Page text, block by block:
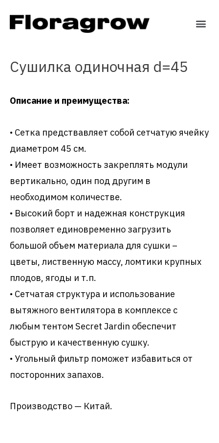
Сушилка одиночная d=45
Описание и преимущества:
• Сетка предствавляет собой сетчатую ячейку
диаметром 45 см.
• Имеет возможность закреплять модули
вертикально, один под другим в
необходимом количестве.
• Высокий борт и надежная конструкция
позволяет единовременно загрузить
большой объем материала для сушки –
цветы, лиственную массу, ломтики крупных
плодов, ягоды и т.п.
• Сетчатая структура и использование
вытяжного вентилятора в комплексе с
любым тентом Secret Jardin обеспечит
быструю и качественную сушку.
• Угольный фильтр поможет избавиться от
посторонних запахов.
Производство — Китай.